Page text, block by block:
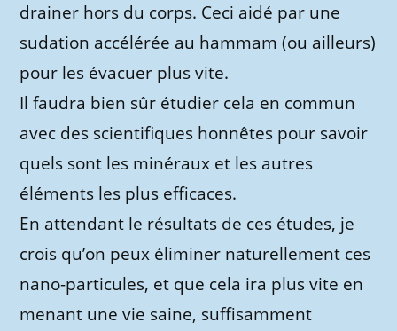
drainer hors du corps. Ceci aidé par une
sudation accélérée au hammam (ou ailleurs)
pour les évacuer plus vite.
Il faudra bien sûr étudier cela en commun
avec des scientifiques honnêtes pour savoir
quels sont les minéraux et les autres
éléments les plus efficaces.
En attendant le résultats de ces études, je
crois qu’on peux éliminer naturellement ces
nano-particules, et que cela ira plus vite en
menant une vie saine, suffisamment